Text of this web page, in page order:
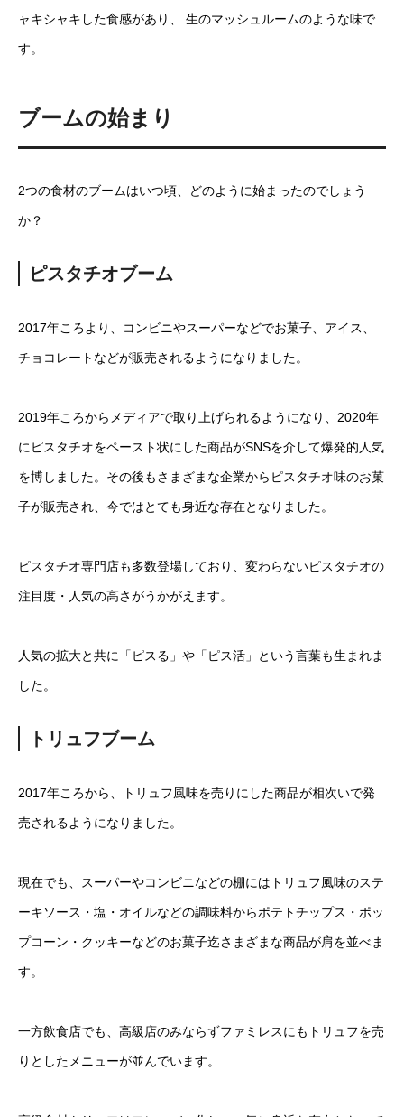
ャキシャキした食感があり、 生のマッシュルームのような味で
す。
ブームの始まり
2つの食材のブームはいつ頃、どのように始まったのでしょう
か？
ピスタチオブーム
2017年ころより、コンビニやスーパーなどでお菓子、アイス、
チョコレートなどが販売されるようになりました。
2019年ころからメディアで取り上げられるようになり、2020年
にピスタチオをペースト状にした商品がSNSを介して爆発的人気
を博しました。その後もさまざまな企業からピスタチオ味のお菓
子が販売され、今ではとても身近な存在となりました。
ピスタチオ専門店も多数登場しており、変わらないピスタチオの
注目度・人気の高さがうかがえます。
人気の拡大と共に「ピスる」や「ピス活」という言葉も生まれま
した。
トリュフブーム
2017年ころから、トリュフ風味を売りにした商品が相次いで発
売されるようになりました。
現在でも、スーパーやコンビニなどの棚にはトリュフ風味のステ
ーキソース・塩・オイルなどの調味料からポテトチップス・ポッ
プコーン・クッキーなどのお菓子迄さまざまな商品が肩を並べま
す。
一方飲食店でも、高級店のみならずファミレスにもトリュフを売
りとしたメニューが並んでいます。